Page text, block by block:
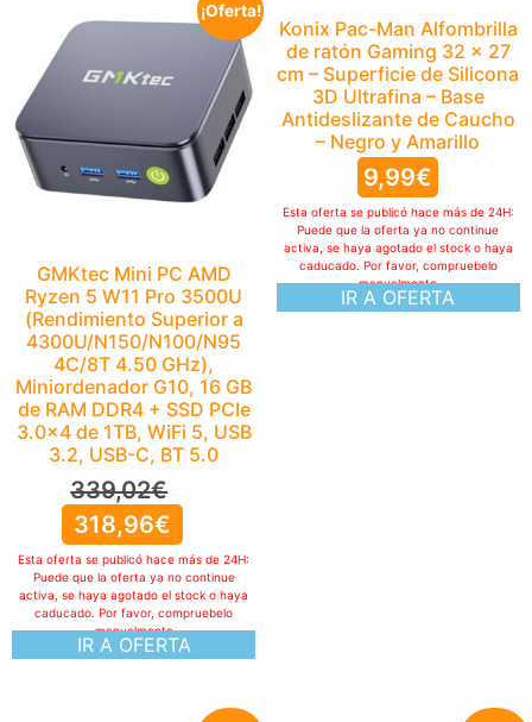
¡Oferta!
GMKtec Mini PC AMD
Ryzen 5 W11 Pro 3500U
(Rendimiento Superior a
4300U/N150/N100/N95
4C/8T 4.50 GHz),
Miniordenador G10, 16 GB
de RAM DDR4 + SSD PCIe
3.0×4 de 1TB, WiFi 5, USB
3.2, USB-C, BT 5.0
339,02€
318,96€
IR A OFERTA
Esta oferta se publicó hace más de 24H:
Puede que la oferta ya no continue
activa, se haya agotado el stock o haya
caducado. Por favor, compruebelo
manualmente
Konix Pac-Man Alfombrilla
de ratón Gaming 32 x 27
cm – Superficie de Silicona
3D Ultrafina – Base
Antideslizante de Caucho
– Negro y Amarillo
9,99€
IR A OFERTA
Esta oferta se publicó hace más de 24H:
Puede que la oferta ya no continue
activa, se haya agotado el stock o haya
caducado. Por favor, compruebelo
manualmente